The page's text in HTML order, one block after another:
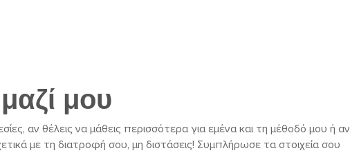
μου
αν θέλεις να μάθεις περισσότερα για εμένα και τη μέθοδό μου ή αν
με τη διατροφή σου, μη διστάσεις! Συμπλήρωσε τα στοιχεία σου